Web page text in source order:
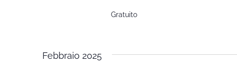
Gratuito
Febbraio 2025